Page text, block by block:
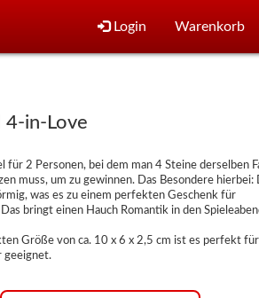
Login Warenkorb
4-in-Love
für 2 Personen, bei dem man 4 Steine derselben
muss, um zu gewinnen. Das Besondere hierbei:
was es zu einem perfekten Geschenk für
bringt einen Hauch Romantik in den
Größe von ca. 10 x 6 x 2,5 cm ist es perfekt
geeignet.